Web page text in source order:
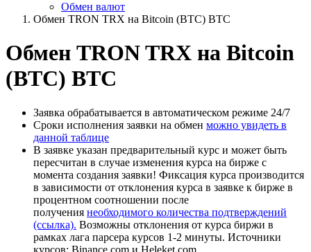
Обмен валют
Обмен TRON TRX на Bitcoin (BTC) BTC
Обмен TRON TRX на Bitcoin
(BTC) BTC
Заявка обрабатывается в автоматическом режиме 24/7
Сроки исполнения заявки на обмен можно увидеть в
данной таблице
В заявке указан предварительный курс и может быть
пересчитан в случае изменения курса на бирже с
момента создания заявки! Фиксация курса производится
в зависимости от отклонения курса в заявке к бирже в
процентном соотношении после
получения необходимого количества подтверждений
(ссылка). Возможны отклонения от курса биржи в
рамках лага парсера курсов 1-2 минуты. Источники
курсов: Binance.com и Heleket.com